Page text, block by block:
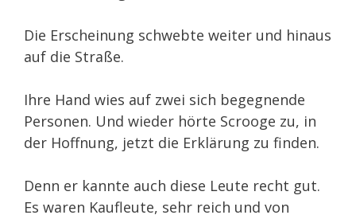
Die Erscheinung schwebte weiter und hinaus
auf die Straße.
Ihre Hand wies auf zwei sich begegnende
Personen. Und wieder hörte Scrooge zu, in
der Hoffnung, jetzt die Erklärung zu finden.
Denn er kannte auch diese Leute recht gut.
Es waren Kaufleute, sehr reich und von